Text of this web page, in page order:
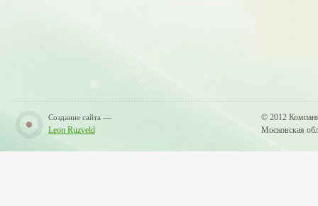
Создание сайта —
Leon Ruzveld
© 2012
Московская